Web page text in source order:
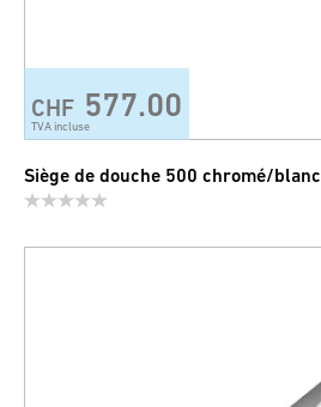
CHF 577.00
TVA incluse
Siège de douche 500 chromé/blanc